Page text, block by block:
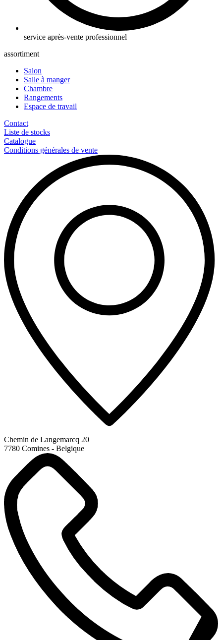
service après-vente professionnel
assortiment
Salon
Salle à manger
Chambre
Rangements
Espace de travail
Contact
Liste de stocks
Catalogue
Conditions générales de vente
Chemin de Langemarcq 20
7780 Comines - Belgique